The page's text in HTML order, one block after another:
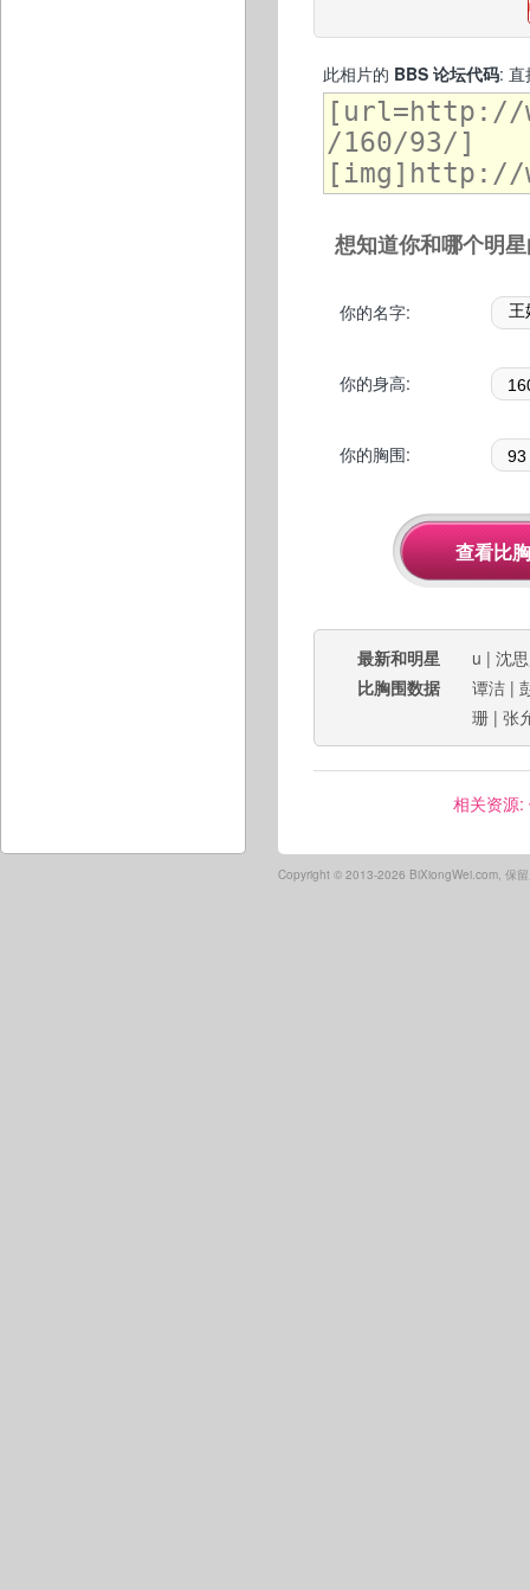
此相片的 BBS 论坛代码: 直
想知道你和哪个明
你的名字:
你的身高:
你的胸围:
最新和明星
比胸围数据
u | 沈
谭洁 |
珊 | 张
相关资源:
Copyright © 2013-2026 BiXiongWei.com, 保